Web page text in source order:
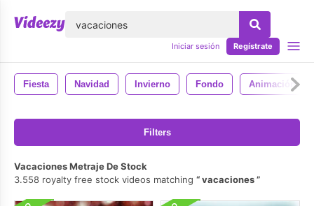
Iniciar sesión Regístrate
Fiesta Navidad Invierno Fondo Animación
Filters
Vacaciones Metraje De Stock
3.558 royalty free stock videos matching
vacaciones